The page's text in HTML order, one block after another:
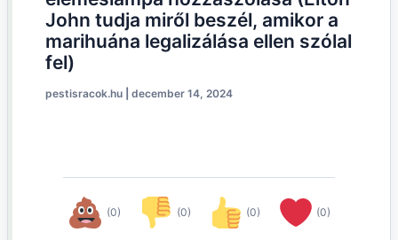
John tudja miről beszél, amikor a
marihuána legalizálása ellen szólal
fel)
pestisracok.hu december 14, 2024
(0) (0) (0) (0)